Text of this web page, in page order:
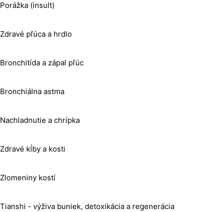
Porážka (insult)
Zdravé pľúca a hrdlo
Bronchitída a zápal pľúc
Bronchiálna astma
Nachladnutie a chrípka
Zdravé kĺby a kosti
Zlomeniny kostí
Tianshi - výživa buniek, detoxikácia a regenerácia